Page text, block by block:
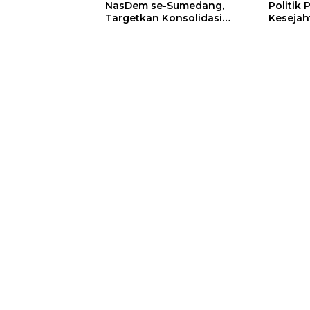
NasDem se-Sumedang,
Targetkan Konsolidasi
Politik